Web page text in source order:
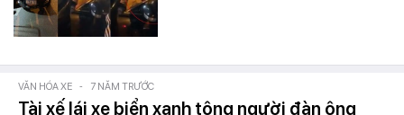
VĂN HÓA XE - 7 NĂM TRƯỚC
Tài xế lái xe biển xanh tông người đàn ông